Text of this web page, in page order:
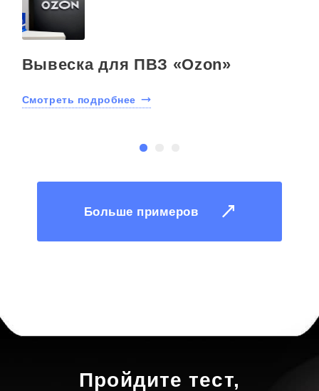
Вывеска для ПВЗ «Ozon»
Смотреть подробнее
Больше примеров
Пройдите тест,